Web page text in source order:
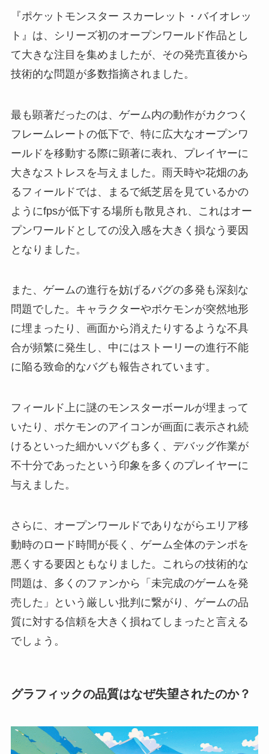
『ポケットモンスター スカーレット・バイオレッ
ト』は、シリーズ初のオープンワールド作品とし
て大きな注目を集めましたが、その発売直後から
技術的な問題が多数指摘されました。
最も顕著だったのは、ゲーム内の動作がカクつく
フレームレートの低下で、特に広大なオープンワ
ールドを移動する際に顕著に表れ、プレイヤーに
大きなストレスを与えました。雨天時や花畑のあ
るフィールドでは、まるで紙芝居を見ているかの
ようにfpsが低下する場所も散見され、これはオー
プンワールドとしての没入感を大きく損なう要因
となりました。
また、ゲームの進行を妨げるバグの多発も深刻な
問題でした。キャラクターやポケモンが突然地形
に埋まったり、画面から消えたりするような不具
合が頻繁に発生し、中にはストーリーの進行不能
に陥る致命的なバグも報告されています。
フィールド上に謎のモンスターボールが埋まって
いたり、ポケモンのアイコンが画面に表示され続
けるといった細かいバグも多く、デバッグ作業が
不十分であったという印象を多くのプレイヤーに
与えました。
さらに、オープンワールドでありながらエリア移
動時のロード時間が長く、ゲーム全体のテンポを
悪くする要因ともなりました。これらの技術的な
問題は、多くのファンから「未完成のゲームを発
売した」という厳しい批判に繋がり、ゲームの品
質に対する信頼を大きく損ねてしまったと言える
でしょう。
グラフィックの品質はなぜ失望されたのか？